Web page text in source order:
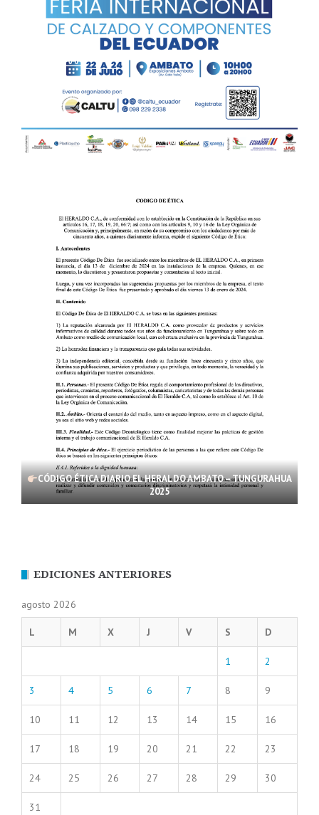
CÓDIGO ÉTICA DIARIO EL HERALDO AMBATO – TUNGURAHUA
2025
EDICIONES ANTERIORES
agosto 2026
L M X J V S D
1 2
3 4 5 6 7 8 9
10 11 12 13 14 15 16
17 18 19 20 21 22 23
24 25 26 27 28 29 30
31